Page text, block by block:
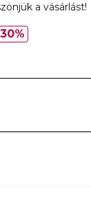
a vásárlást!
30%